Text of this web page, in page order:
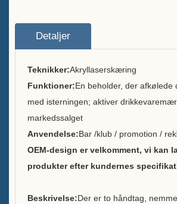
Tjeneste
Brands vi serverede
Vores hold
Katalog
Detaljer
Teknikker:Akryllaserskæring
Funktioner:En beholder, der afkølede
med isterningen; aktiver
markedssalget
Anvendelse:Bar /klub / promotion /
OEM-design er velkomment, vi kan
produkter efter kundernes
Beskrivelse:Der er to håndtag,